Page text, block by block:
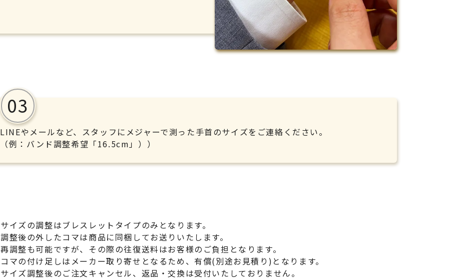
LINEやメールなど、スタッフにメジャーで測った手首のサイズをご連絡ください。
（例：バンド調整希望「16.5cm」））
サイズの調整はブレスレットタイプのみとなります。
調整後の外したコマは商品に同梱してお送りいたします。
再調整も可能ですが、その際の往復送料はお客様のご負担となります。
コマの付け足しはメーカー取り寄せとなるため、有償(別途お見積り)となります。
サイズ調整後のご注文キャンセル、返品・交換は受付いたしておりません。